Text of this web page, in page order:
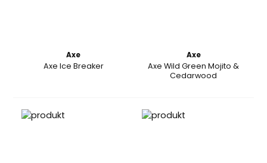
Axe
Axe Ice Breaker
Axe
Axe Wild Green Mojito &
Cedarwood